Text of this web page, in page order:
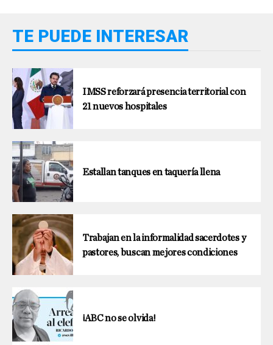
TE PUEDE INTERESAR
IMSS reforzará presencia territorial con
21 nuevos hospitales
Estallan tanques en taquería llena
Trabajan en la informalidad sacerdotes y
pastores, buscan mejores condiciones
¡ABC no se olvida!